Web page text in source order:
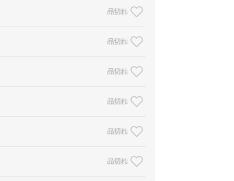
品切れ
品切れ
品切れ
品切れ
品切れ
品切れ